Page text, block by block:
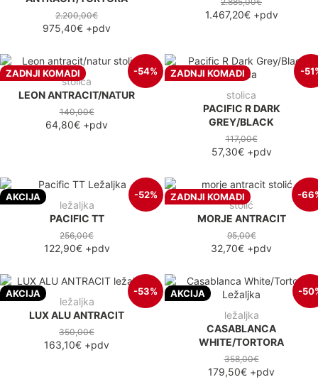
2.200,00€
975,40€ +pdv
1.467,20€+pdv
ZADNJI KOMADI -54%
stolica
LEON ANTRACIT/NATUR
140,00€
64,80€ +pdv
ZADNJI KOMADI -
stolica
PACIFIC R DARK
GREY/BLACK
117,00€
57,30€+pdv
AKCIJA -52%
ležaljka
PACIFIC TT
256,00€
122,90€+pdv
ZADNJI KOMADI -
stolić
MORJE ANTRACIT
95,00€
32,70€ +pdv
AKCIJA -53%
ležaljka
LUX ALU ANTRACIT
350,00€
163,10€ +pdv
AKCIJA -
ležaljka
CASABLANCA
WHITE/TORTORA
358,00€
179,50€ +pdv